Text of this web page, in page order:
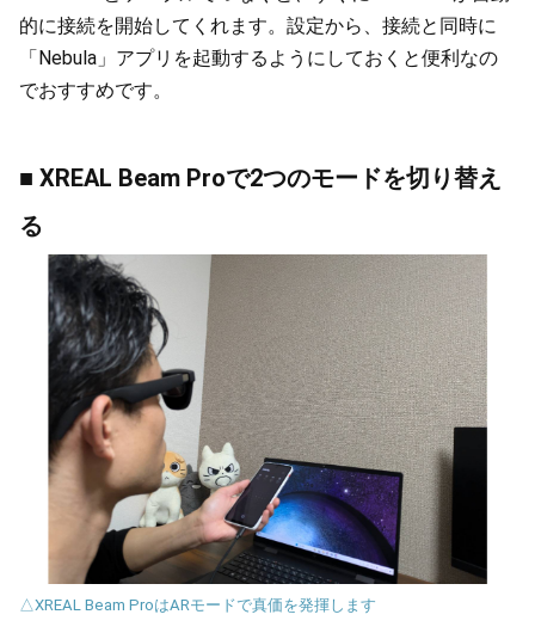
的に接続を開始してくれます。設定から、接続と同時に
「Nebula」アプリを起動するようにしておくと便利なの
でおすすめです。
■ XREAL Beam Proで2つのモードを切り替え
る
△XREAL Beam ProはARモードで真価を発揮します